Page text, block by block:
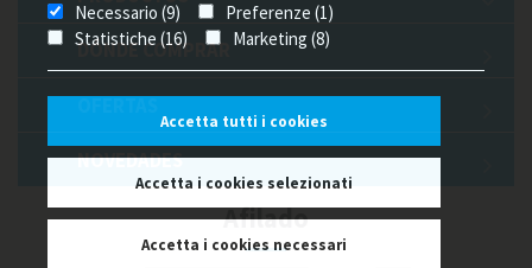
Necessario (9)
Preferenze (1)
Statistiche (16)
Marketing (8)
Accetta tutti i cookies
Accetta i cookies selezionati
Accetta i cookies necessari
DÓNDE COMPRAR
OFERTAS
NOVEDADES
Afilado